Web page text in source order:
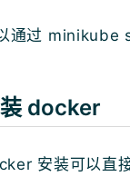
通过 minikube
docker
安装可以直